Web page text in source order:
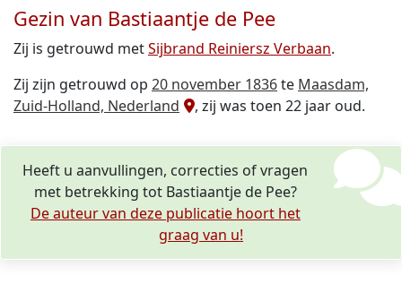
Gezin van Bastiaantje de Pee
Zij is getrouwd metSijbrand Reiniersz Verbaan.
Zij zijn getrouwd op 20 november 1836te Maasdam,
Zuid-Holland, Nederland
, zij was toen 22 jaar oud.
Heeft u aanvullingen, correcties of vragen
met betrekking tot Bastiaantje de Pee?
De auteur van deze publicatie hoort het
graag van u!